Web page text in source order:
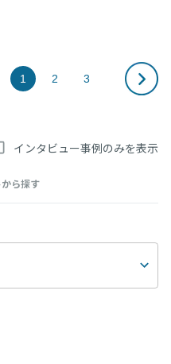
1 2 3
ら探す
インタビュー事例のみを表示